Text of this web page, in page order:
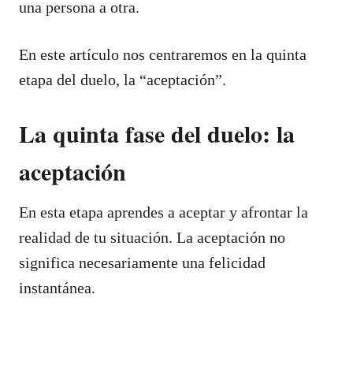
una persona a otra.
En este artículo nos centraremos en la quinta
etapa del duelo, la “aceptación”.
La quinta fase del duelo: la
aceptación
En esta etapa aprendes a aceptar y afrontar la
realidad de tu situación. La aceptación no
significa necesariamente una felicidad
instantánea.